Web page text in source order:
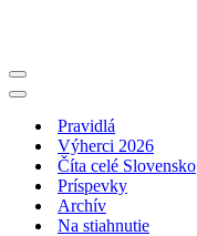
Menu
navigácie
Menu
navigáciePravidlá
Výherci 2026
Číta celé Slovensko
Príspevky
Archív
Na stiahnutie